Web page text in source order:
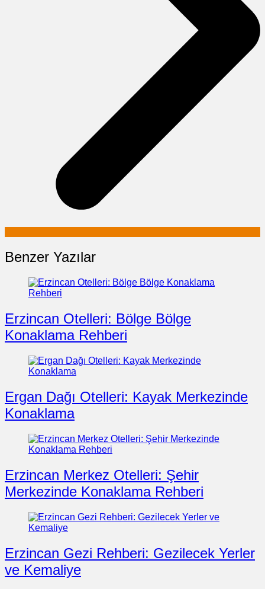
Benzer Yazılar
Erzincan Otelleri: Bölge Bölge
Konaklama Rehberi
Ergan Dağı Otelleri: Kayak Merkezinde
Konaklama
Erzincan Merkez Otelleri: Şehir
Merkezinde Konaklama Rehberi
Erzincan Gezi Rehberi: Gezilecek Yerler
ve Kemaliye